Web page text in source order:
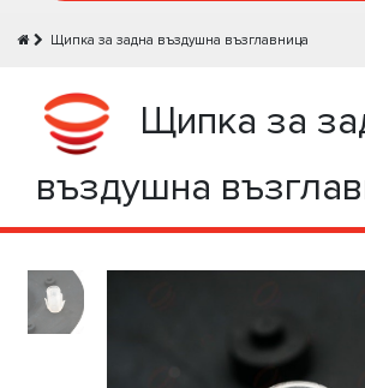
Щипка за задна въздушна възглавница
Щипка за
въздушна